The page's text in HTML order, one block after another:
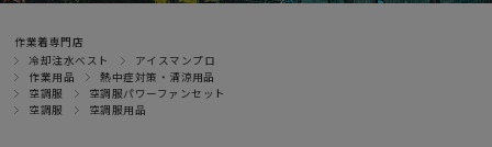
作業着専門店
冷却注水ベスト
アイスマンプロ
作業用品
熱中症対策・清涼用品
空調服
空調服パワーファンセット
空調服
空調服用品